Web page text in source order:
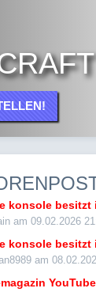
konsole besitzt
am 09.02.2026
konsole besitzt
am